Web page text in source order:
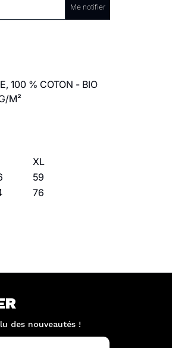
Me notifier
100 % COTON - BIO
M²
XL
59
76